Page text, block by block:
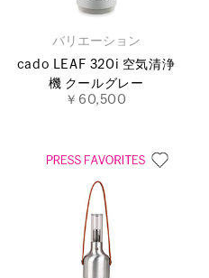
バリエーション
cado LEAF 320i 空気清浄
機 クールグレー
￥60,500